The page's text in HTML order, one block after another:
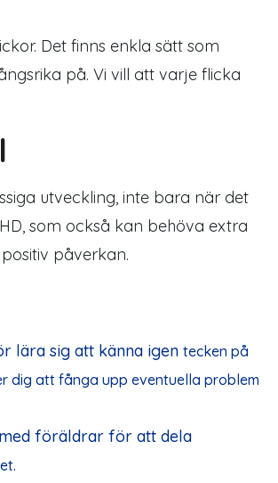
Det finns enkla sätt som
på. Vi vill att varje flicka
utveckling, inte bara när det
som också kan behöva extra
påverkan.
lära sig att känna igen tecken på
dig att fånga upp eventuella problem
föräldrar för att dela